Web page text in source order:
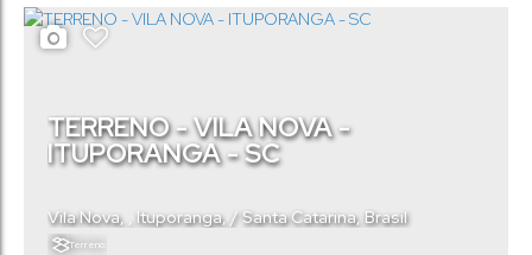
TERRENO - VILA NOVA -
ITUPORANGA - SC
Vila Nova Ituporanga, Santa Catarina, Brasil
Terreno: